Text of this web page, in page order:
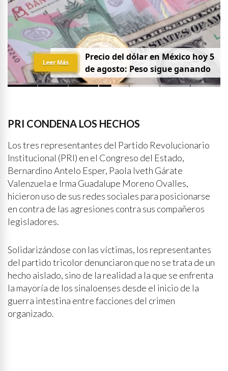
Precio del dólar en México hoy 5
de agosto: Peso sigue ganando
Leer Más
PRI CONDENA LOS HECHOS
Los tres representantes del Partido Revolucionario
Institucional (PRI) en el Congreso del Estado,
Bernardino Antelo Esper, Paola Iveth Gárate
Valenzuela e Irma Guadalupe Moreno Ovalles,
hicieron uso de sus redes sociales para posicionarse
en contra de las agresiones contra sus compañeros
legisladores.
Solidarizándose con las víctimas, los representantes
del partido tricolor denunciaron que no se trata de un
hecho aislado, sino de la realidad a la que se enfrenta
la mayoría de los sinaloenses desde el inicio de la
guerra intestina entre facciones del crimen
organizado.